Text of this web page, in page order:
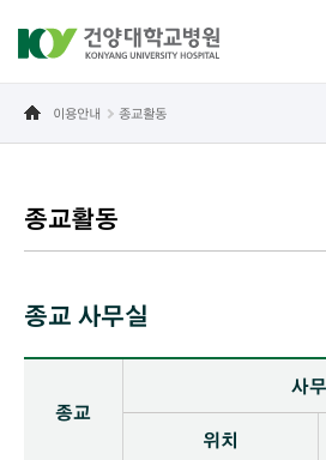
이용안내 종교활동
종교활동
종교 사무실
종교 사무실 - 종교, 사무실(위치, 구내전화번호) 정보제공
종교
사
위치